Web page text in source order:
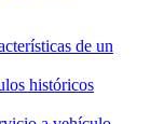
de un
históricos